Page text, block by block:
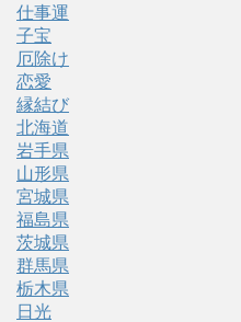
仕事運
子宝
厄除け
恋愛
縁結び
北海道
岩手県
山形県
宮城県
福島県
茨城県
群馬県
栃木県
日光